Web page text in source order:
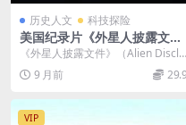
历史人文 科技探险
美国纪录片《外星人披露文件
Alien Disclosure Files 202
4》全13集 英语中英双字 无水
印纯净版 1080P/MKV/10.7G
《外星人披露文件》（Alien Disclo
sure Files 2024）全1...
9 月前 29.9
VIP